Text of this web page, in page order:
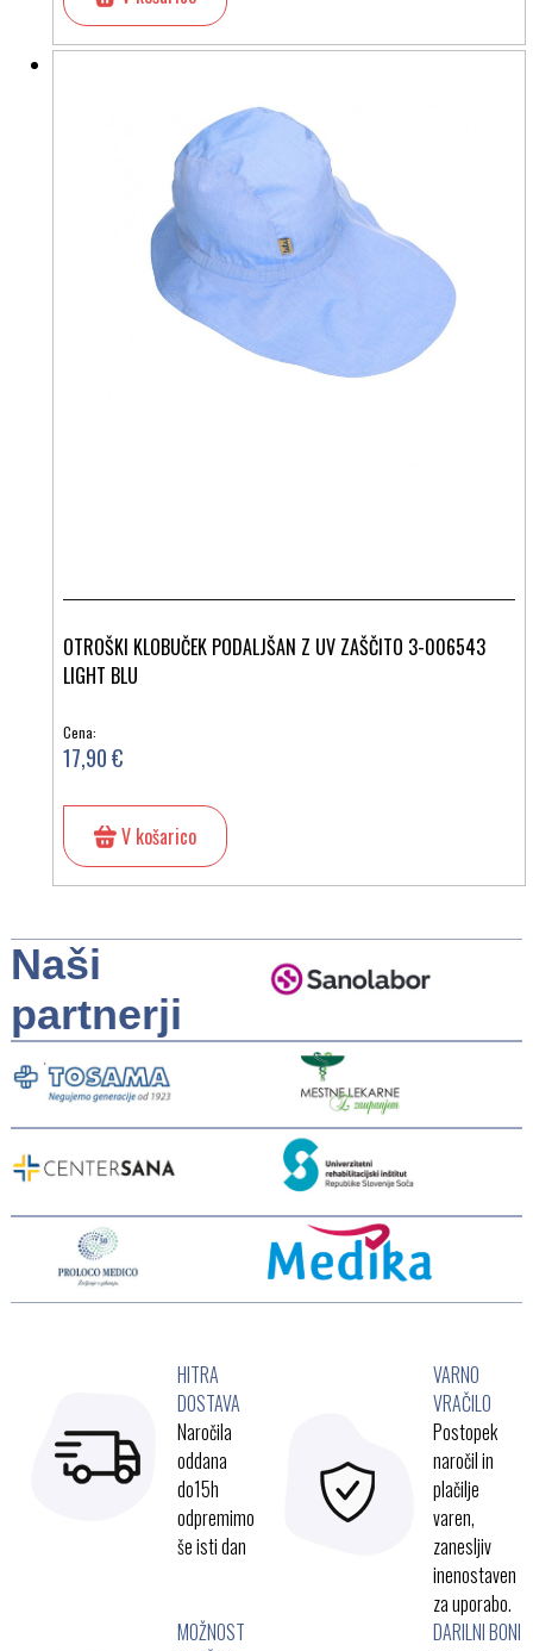
OTROŠKI KLOBUČEK PODALJŠAN Z UV ZAŠČITO 3-006543
LIGHT BLU
Cena:
17,90 €
V košarico
Naši
partnerji
HITRA
DOSTAVA
Naročila
oddana
do15h
odpremimo
še isti dan
VARNO
VRAČILO
Postopek
naročil in
plačilje
varen,
zanesljiv
inenostaven
za uporabo.
MOŽNOST
DARILNI BONI